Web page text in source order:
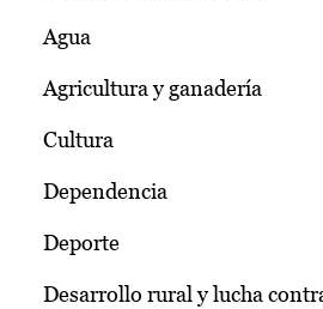
Agua
Agricultura y ganadería
Cultura
Dependencia
Deporte
Desarrollo rural y lucha